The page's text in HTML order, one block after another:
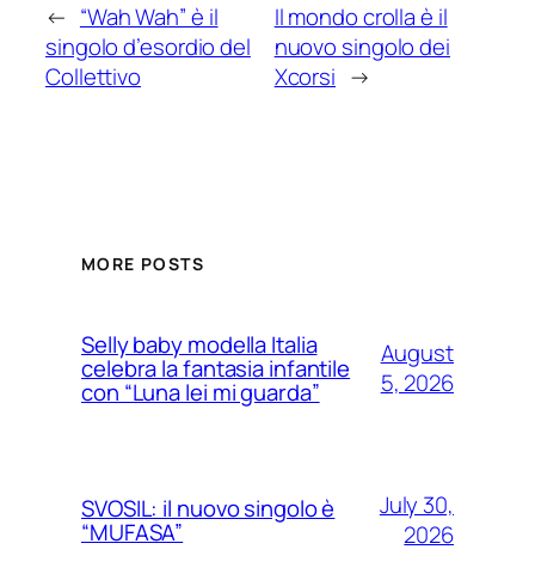
← “Wah Wah” è il
singolo d’esordio del
Collettivo
Il mondo crolla è il
nuovo singolo dei
Xcorsi →
MORE POSTS
Selly baby modella Italia
celebra la fantasia infantile
con “Luna lei mi guarda”
August
5, 2026
SVOSIL: il nuovo singolo è
“MUFASA”
July 30,
2026